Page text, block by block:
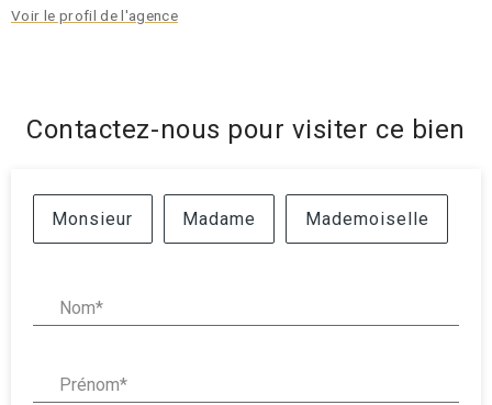
Voir le profil de l'agence
Contactez-nous pour visiter ce bien
Civilité :
Monsieur Madame Mademoiselle